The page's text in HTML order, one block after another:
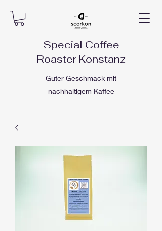
Special Coffee
Roaster Konstanz
Guter Geschmack mit
nachhaltigem Kaffee